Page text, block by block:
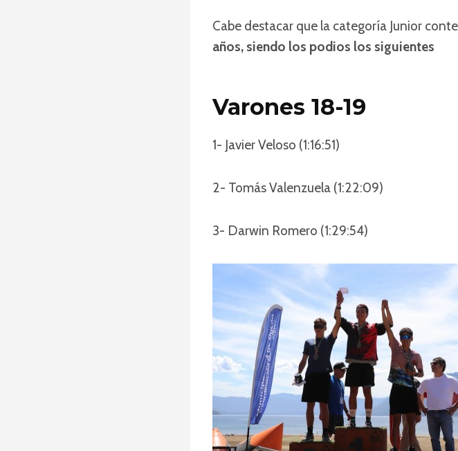
Cabe destacar que la categoría Junior
años, siendo los podios los siguientes
Varones 18-19
1- Javier Veloso (1:16:51)
2- Tomás Valenzuela (1:22:09)
3- Darwin Romero (1:29:54)